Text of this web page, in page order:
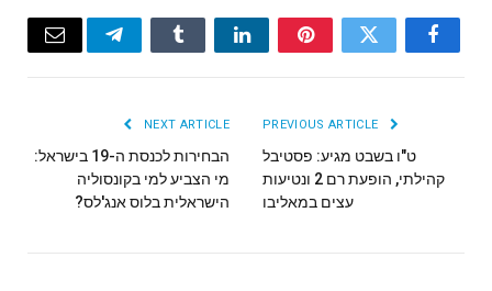
Facebook
Twitter
Pinterest
LinkedIn
Tumblr
Telegram
Email
ט"ו בשבט מגיע: פסטיבל
קהילתי, הופעת רם 2 ונטיעות
עצים במאליבו
NEXT ARTICLE
הבחירות לכנסת ה-19 בישראל:
מי הצביע למי בקונסוליה
הישראלית בלוס אנג'לס?